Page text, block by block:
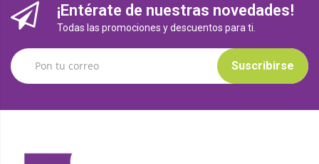
¡Entérate de nuestras novedades!
Todas las promociones y descuentos para ti.
Suscribirse